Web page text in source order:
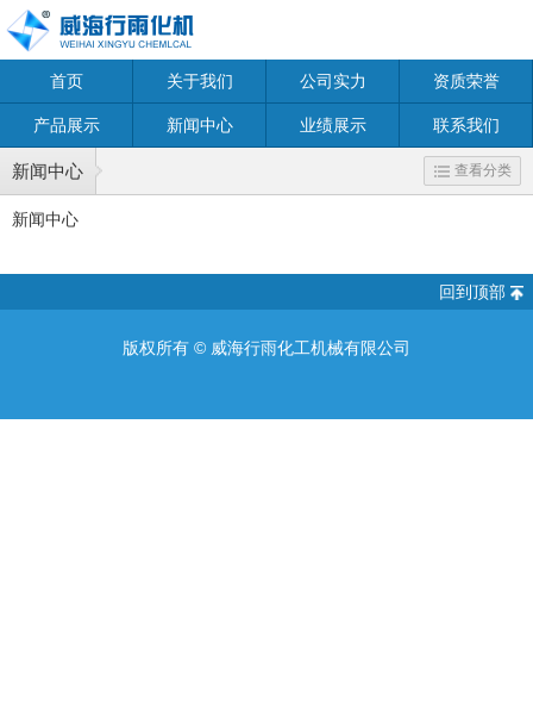
首页 关于我们 公司实力 资质荣誉
产品展示 新闻中心 业绩展示 联系我们
新闻中心 查看分类
新闻中心
回到顶部
版权所有 © 威海行雨化工机械有限公司